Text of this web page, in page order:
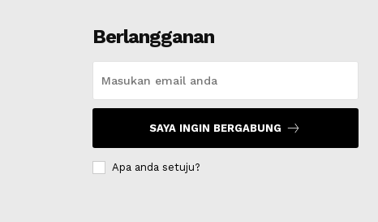
Berlangganan
SAYA INGIN BERGABUNG
Apa anda setuju?